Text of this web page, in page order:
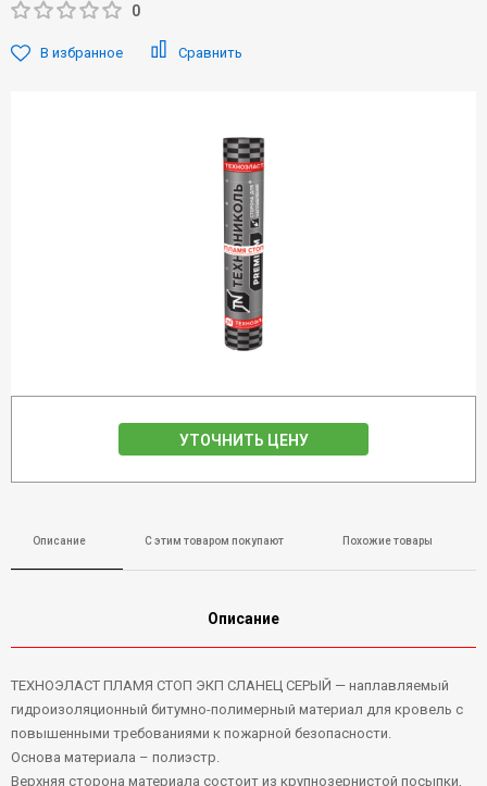
0
В избранное Сравнить
УТОЧНИТЬ ЦЕНУ
Описание С этим товаром покупают Похожие товары
Описание
ТЕХНОЭЛАСТ ПЛАМЯ СТОП ЭКП СЛАНЕЦ СЕРЫЙ — наплавляемый
гидроизоляционный битумно-полимерный материал для кровель с
повышенными требованиями к пожарной безопасности.
Основа материала – полиэстр.
Верхняя сторона материала состоит из крупнозернистой посыпки,